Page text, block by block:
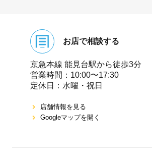
お店で相談する
京急本線 能⾒台駅から徒歩3分
営業時間：10:00〜17:30
定休⽇：⽔曜・祝⽇
店舗情報を⾒る
Googleマップを開く